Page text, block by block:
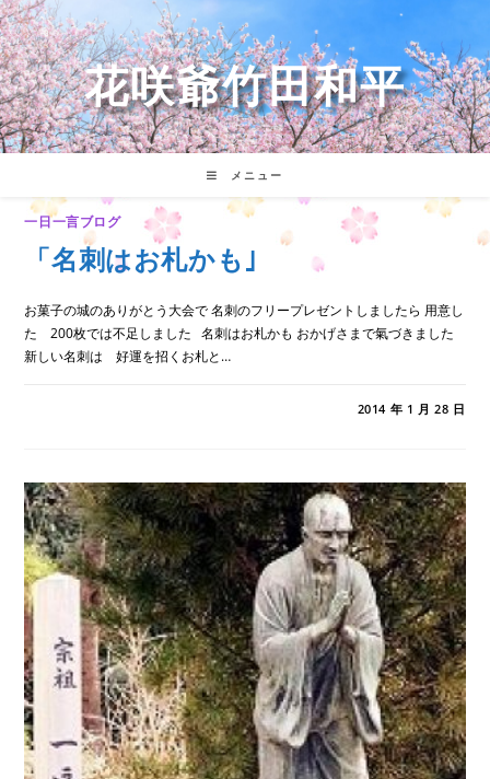
コ
ン
テ
ン
ツ
へ
ス
花咲爺竹田和平
メニュー
一日一言ブログ
「名刺はお札かも｣
お菓子の城のありがとう大会で 名刺のフリープレゼントしましたら 用意し
た 200枚では不足しました 名刺はお札かも おかげさまで氣づきました
新しい名刺は 好運を招くお札と…
か
も｣
は
2014 年 1 月 28 日